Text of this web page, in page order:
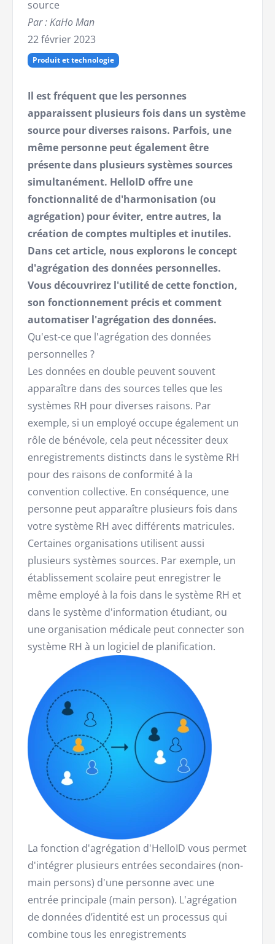
source
Par : KaHo Man
22 février 2023
Produit et technologie
Il est fréquent que les personnes
apparaissent plusieurs fois dans un système
source pour diverses raisons. Parfois, une
même personne peut également être
présente dans plusieurs systèmes sources
simultanément. HelloID offre une
fonctionnalité de d'harmonisation (ou
agrégation) pour éviter, entre autres, la
création de comptes multiples et inutiles.
Dans cet article, nous explorons le concept
d'agrégation des données personnelles.
Vous découvrirez l'utilité de cette fonction,
son fonctionnement précis et comment
automatiser l'agrégation des données.
Qu'est-ce que l'agrégation des données
personnelles ?
Les données en double peuvent souvent
apparaître dans des sources telles que les
systèmes RH pour diverses raisons. Par
exemple, si un employé occupe également un
rôle de bénévole, cela peut nécessiter deux
enregistrements distincts dans le système RH
pour des raisons de conformité à la
convention collective. En conséquence, une
personne peut apparaître plusieurs fois dans
votre système RH avec différents matricules.
Certaines organisations utilisent aussi
plusieurs systèmes sources. Par exemple, un
établissement scolaire peut enregistrer le
même employé à la fois dans le système RH et
dans le système d'information étudiant, ou
une organisation médicale peut connecter son
système RH à un logiciel de planification.
La fonction d'agrégation d'HelloID vous permet
d'intégrer plusieurs entrées secondaires (non-
main persons) d'une personne avec une
entrée principale (main person). L'agrégation
de données d’identité est un processus qui
combine tous les enregistrements